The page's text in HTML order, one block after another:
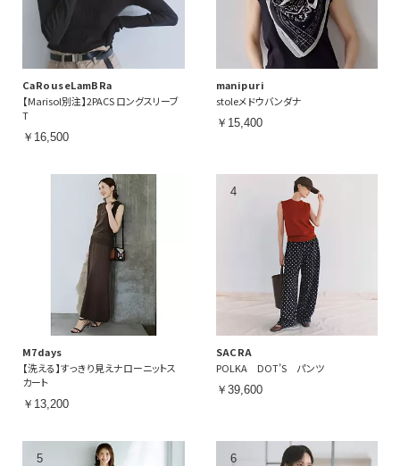
CaRouseLamBRa
【Marisol別注】2PACS ロングスリーブ
T
￥16,500
manipuri
stoleメドウバンダナ
￥15,400
M7days
【洗える】すっきり見えナローニットス
カート
￥13,200
SACRA
POLKA DOT’S パンツ
￥39,600